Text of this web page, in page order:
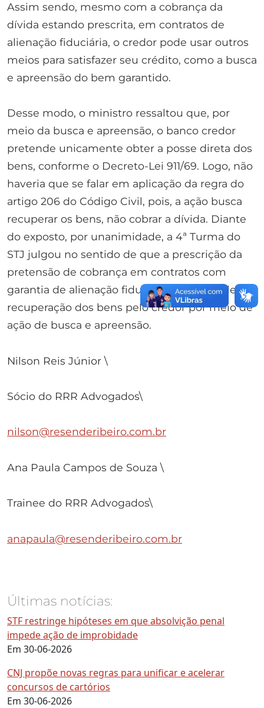
Assim sendo, mesmo com a cobrança da
dívida estando prescrita, em contratos de
alienação fiduciária, o credor pode usar outros
meios para satisfazer seu crédito, como a busca
e apreensão do bem garantido.
Desse modo, o ministro ressaltou que, por
meio da busca e apreensão, o banco credor
pretende unicamente obter a posse direta dos
bens, conforme o Decreto-Lei 911/69. Logo, não
haveria que se falar em aplicação da regra do
artigo 206 do Código Civil, pois, a ação busca
recuperar os bens, não cobrar a dívida. Diante
do exposto, por unanimidade, a 4ª Turma do
STJ julgou no sentido de que a prescrição da
pretensão de cobrança em contratos com
garantia de alienação fiduciária não impede a
recuperação dos bens pelo credor por meio de
ação de busca e apreensão.
Nilson Reis Júnior \
Sócio do RRR Advogados\
nilson@resenderibeiro.com.br
Ana Paula Campos de Souza \
Trainee do RRR Advogados\
anapaula@resenderibeiro.com.br
Últimas notícias:
STF restringe hipóteses em que absolvição penal
impede ação de improbidade
Em 30-06-2026
CNJ propõe novas regras para unificar e acelerar
concursos de cartórios
Em 30-06-2026